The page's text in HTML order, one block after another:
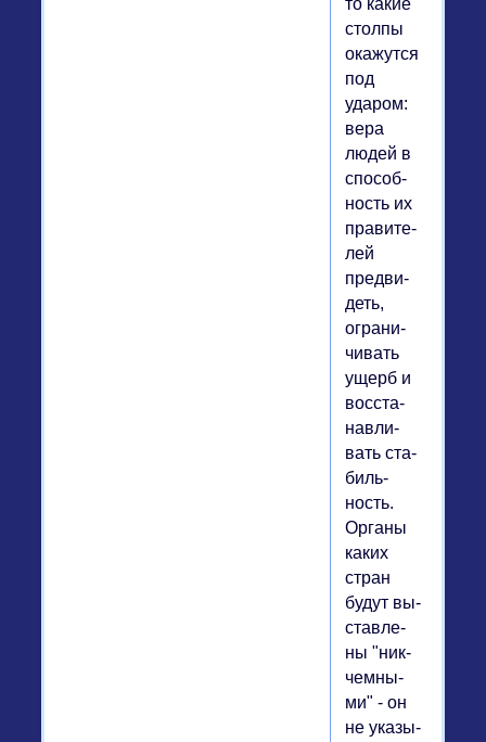
то какие
столпы
ока­жут­ся
под
ударом:
вера
людей в
спо­соб­
ность их
пра­ви­те­
лей
пред­ви­
деть,
огра­ни­
чи­вать
ущерб и
вос­ста­
нав­ли­
вать ста­
биль­
ность.
Органы
каких
стран
будут вы­
став­ле­
ны "ник­
чем­ны­
ми" - он
не ука­зы­